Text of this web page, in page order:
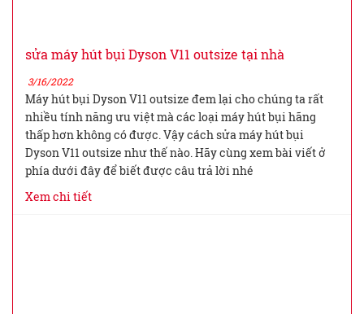
sửa máy hút bụi Dyson V11 outsize tại nhà
3/16/2022
Máy hút bụi Dyson V11 outsize đem lại cho chúng ta rất
nhiều tính năng ưu việt mà các loại máy hút bụi hãng
thấp hơn không có được. Vậy cách sửa máy hút bụi
Dyson V11 outsize như thế nào. Hãy cùng xem bài viết ở
phía dưới đây để biết được câu trả lời nhé
Xem chi tiết